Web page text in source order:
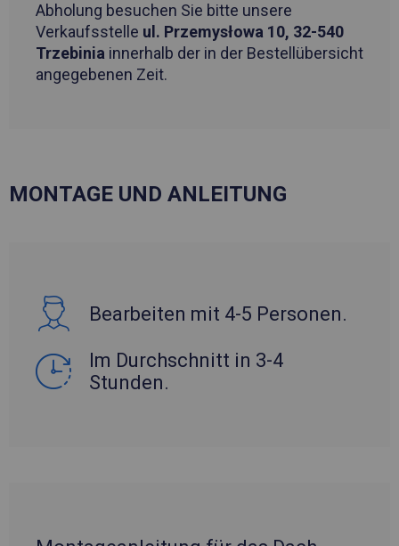
Abholung besuchen Sie bitte unsere
Verkaufsstelle ul. Przemysłowa 10, 32-540
Trzebinia innerhalb der in der Bestellübersicht
angegebenen Zeit.
MONTAGE UND ANLEITUNG
Bearbeiten mit 4-5 Personen.
Im Durchschnitt in 3-4
Stunden.